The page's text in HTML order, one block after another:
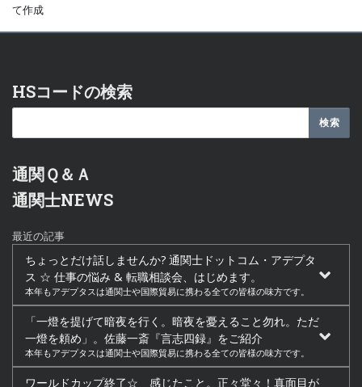
て作成
HSコードの検索
通関Ｑ＆Ａ
通関士NEWS
最近の記事
ちょっとだけ話しませんか? 通関士ドットコム・アデプタ
ス ☆ 仕事の悩み & 転職相談会、はじめます。
本年もアデプタスは通関士や国際貿易に携わる全ての皆様の味方です。
「一燈を提げて暗夜を行く。暗夜を憂えること勿れ。ただ
一燈を頼め」。佐藤一斎『言志四録』をご紹介
本年もアデプタスは通関士や国際貿易に携わる全ての皆様の味方です。
ワールドカップ終了☆ 感じたこと。正々堂々！真面目が